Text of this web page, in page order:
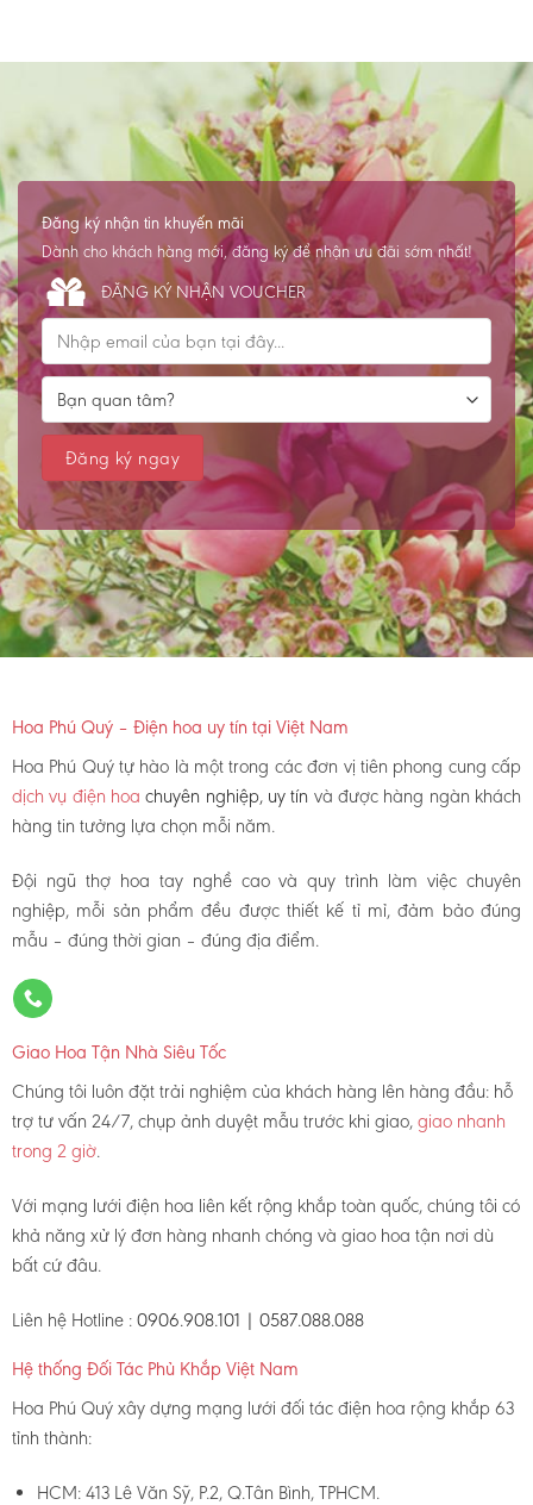
Đăng ký nhận tin khuyến mãi
Dành cho khách hàng mới, đăng ký để nhận ưu đãi sớm nhất!
ĐĂNG KÝ NHẬN VOUCHER
Hoa Phú Quý – Điện hoa uy tín tại Việt Nam
Hoa Phú Quý tự hào là một trong các đơn vị tiên phong cung cấp
dịch vụ điện hoachuyên nghiệp, uy tín và được hàng ngàn khách
hàng tin tưởng lựa chọn mỗi năm.
Đội ngũ thợ hoa tay nghề cao và quy trình làm việc chuyên
nghiệp, mỗi sản phẩm đều được thiết kế tỉ mỉ, đảm bảo đúng
mẫu – đúng thời gian – đúng địa điểm.
Giao Hoa Tận Nhà Siêu Tốc
Chúng tôi luôn đặt trải nghiệm của khách hàng lên hàng đầu: hỗ
trợ tư vấn 24/7, chụp ảnh duyệt mẫu trước khi giao,giao nhanh
trong 2 giờ.
Với mạng lưới điện hoa liên kết rộng khắp toàn quốc, chúng tôi có
khả năng xử lý đơn hàng nhanh chóng và giao hoa tận nơi dù
bất cứ đâu.
Liên hệ Hotline : 0906.908.101 | 0587.088.088
Hệ thống Đối Tác Phủ Khắp Việt Nam
Hoa Phú Quý xây dựng mạng lưới đối tác điện hoa rộng khắp 63
tỉnh thành:
HCM: 413 Lê Văn Sỹ, P.2, Q.Tân Bình, TPHCM.